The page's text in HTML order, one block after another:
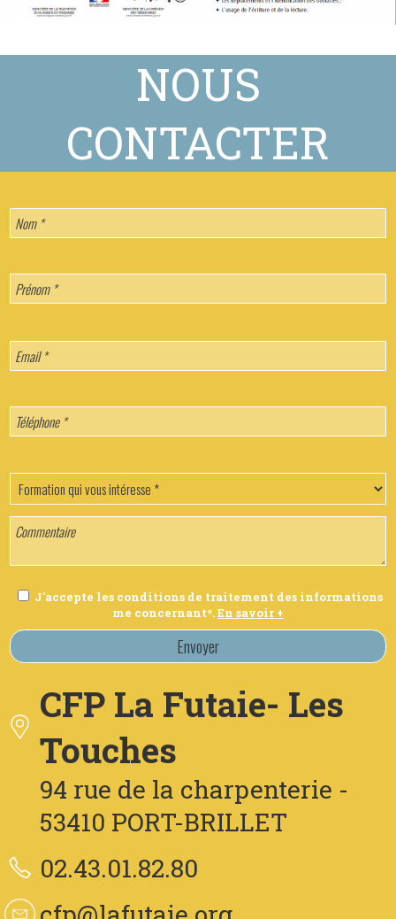
J'accepte les conditions de traitement des informations
me concernant*.En savoir +
Envoyer
CFP La Futaie- Les
Touches
94 rue de la charpenterie -
53410 PORT-BRILLET
02.43.01.82.80